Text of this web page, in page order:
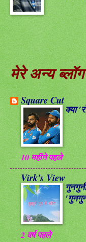
मेरे अन्य ब्लॉग
Square Cut
क्या
10 महीने पहले
Virk's View
2 वर्ष पहले